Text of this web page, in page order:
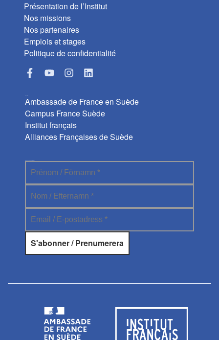
Présentation de l’Institut
Nos missions
Nos partenaires
Emplois et stages
Politique de confidentialité
Ambassade de France en Suède
Campus France Suède
Institut français
Alliances Françaises de Suède